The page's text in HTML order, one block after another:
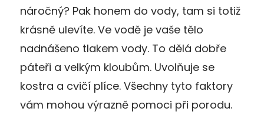
náročný? Pak honem do vody, tam si totiž
krásně ulevíte. Ve vodě je vaše tělo
nadnášeno tlakem vody. To dělá dobře
páteři a velkým kloubům. Uvolňuje se
kostra a cvičí plíce. Všechny tyto faktory
vám mohou výrazně pomoci při porodu.